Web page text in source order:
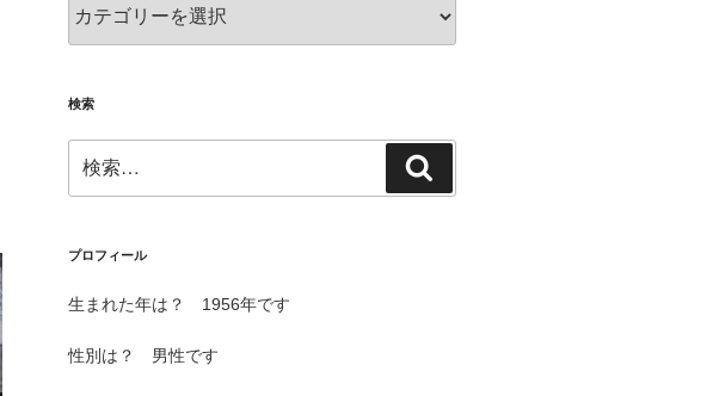
テ
ー
検索
索:
索
プロフィール
生まれた年は？ 1956年です
性別は？ 男性です